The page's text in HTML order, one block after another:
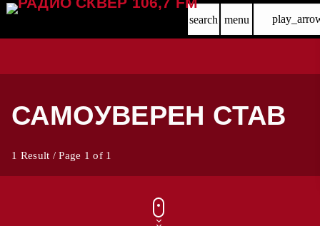
search menu
САМОУВЕРЕН СТАВ
1 Result / Page 1 of 1